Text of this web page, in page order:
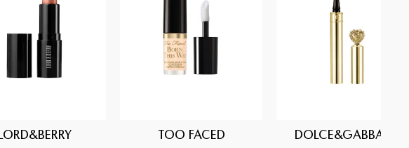
LORD&BERRY TOO FACED DOLCE&GABBANA